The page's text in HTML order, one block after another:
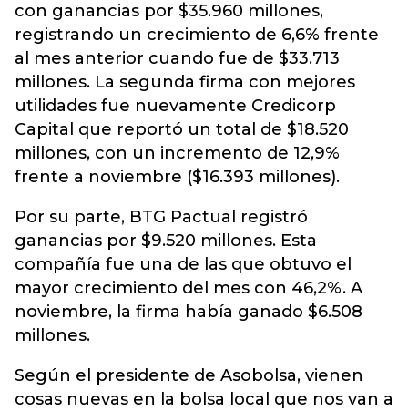
con ganancias por $35.960 millones,
registrando un crecimiento de 6,6% frente
al mes anterior cuando fue de $33.713
millones. La segunda firma con mejores
utilidades fue nuevamente Credicorp
Capital que reportó un total de $18.520
millones, con un incremento de 12,9%
frente a noviembre ($16.393 millones).
Por su parte, BTG Pactual registró
ganancias por $9.520 millones. Esta
compañía fue una de las que obtuvo el
mayor crecimiento del mes con 46,2%. A
noviembre, la firma había ganado $6.508
millones.
Según el presidente de Asobolsa, vienen
cosas nuevas en la bolsa local que nos van a